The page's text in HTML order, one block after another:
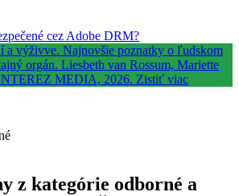
cez Adobe DRM?
z kategórie odborné a